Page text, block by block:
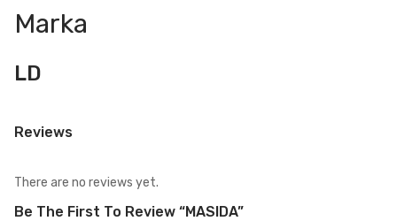
Marka
LD
Reviews
There are no reviews yet.
Be The First To Review “MASIDA”